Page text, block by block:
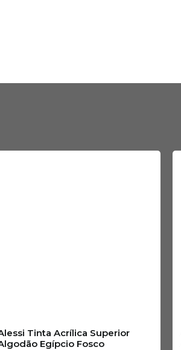
Tinta Acrílica Superior
Egípcio Fosco